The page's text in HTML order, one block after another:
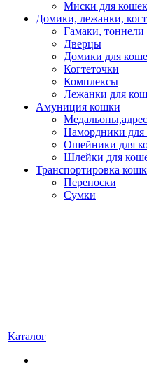
Миски для кошек
Домики, лежанки,
Гамаки, тоннели
Дверцы
Домики для
Когтеточки
Комплексы
Лежанки для
Амуниция кошки
Намордники для
Ошейники для
Шлейки для
Транспортировка
Переноски
Сумки
Каталог